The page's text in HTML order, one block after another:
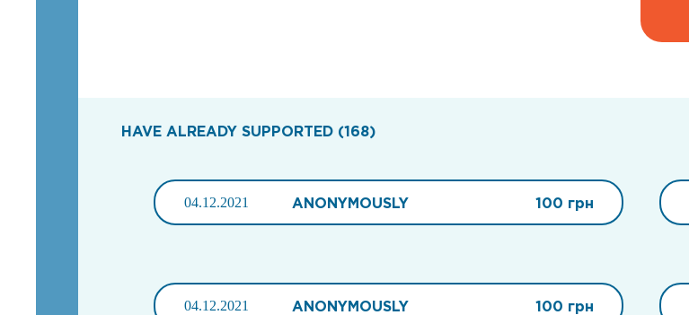
HAVE ALREADY SUPPORTED (168)
04.12.2021 ANONYMOUSLY 100 грн
04.12.2021 ANONYMOUSLY 100 грн